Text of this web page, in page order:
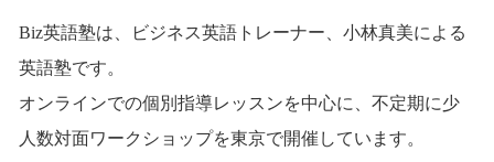
Biz英語塾は、ビジネス英語トレーナー、小林真美による
英語塾です。
オンラインでの個別指導レッスンを中心に、不定期に少
人数対面ワークショップを東京で開催しています。